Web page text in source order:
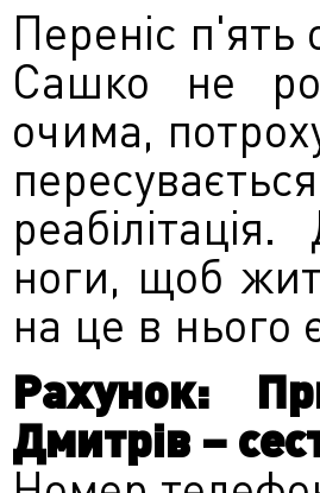
Переніс п'ять
Сашко не
очима,
ноги, щоб
на це в нього
Рахунок:
Дмитрів –